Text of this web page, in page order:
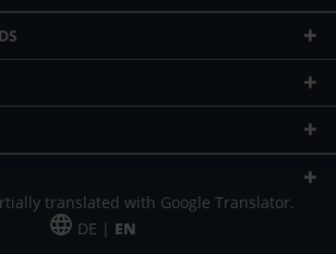
translated with Google Translator.
DE | EN